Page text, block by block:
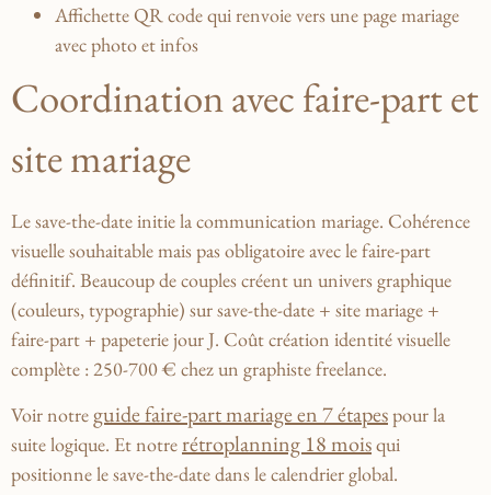
Affichette QR codequi renvoie vers une page mariage
avec photo et infos
Coordination avec faire-part et
site mariage
Le save-the-date initie la communication mariage. Cohérence
visuelle souhaitable mais pas obligatoire avec le faire-part
définitif. Beaucoup de couples créent un univers graphique
(couleurs, typographie) sur save-the-date + site mariage +
faire-part + papeterie jour J. Coût création identité visuelle
complète : 250-700 € chez un graphiste freelance.
Voir notreguide faire-part mariage en 7 étapespour la
suite logique. Et notrerétroplanning 18 moisqui
positionne le save-the-date dans le calendrier global.